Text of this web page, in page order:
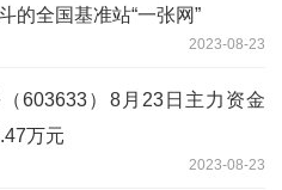
的全国基准站“一张网”
2023-08-23
603633）8月23日主力资金
万元
2023-08-23